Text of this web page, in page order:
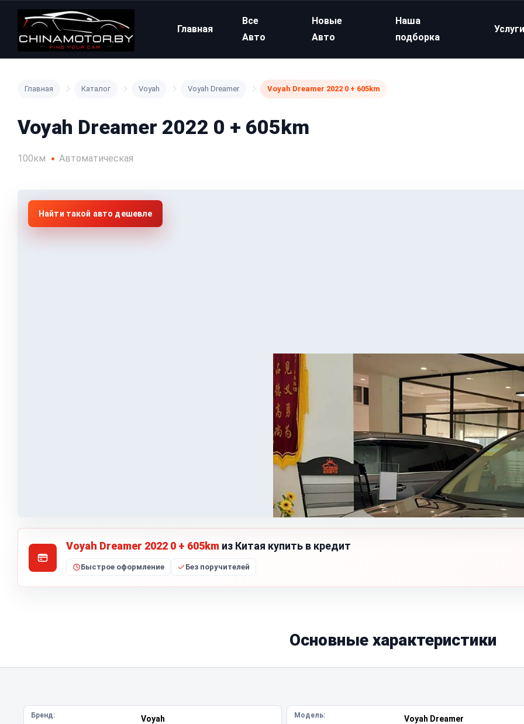
Главная
Все
Авто
Новые
Авто
Наша
подборка
Главная Каталог Voyah Voyah Dreamer Voyah Dreamer 2022 0 + 605km
Voyah Dreamer 2022 0 + 605km
100км Автоматическая
Найти такой авто дешевле
Voyah Dreamer 2022 0 + 605km из Китая купить в кредит
Быстрое оформление Без поручителей
Основные характеристики
Бренд: Voyah Модель: Voyah Dreamer